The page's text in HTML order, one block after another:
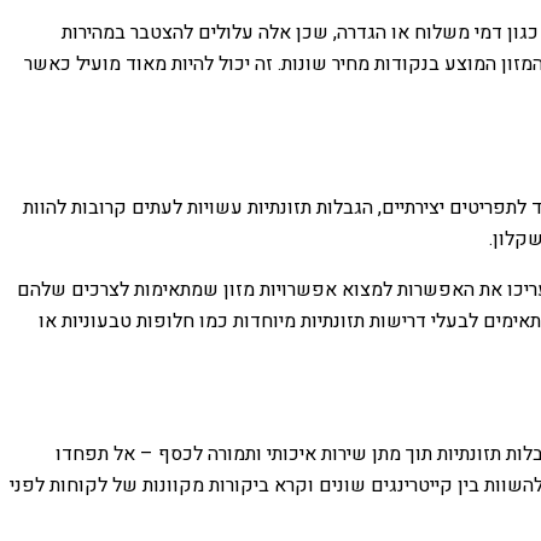
דמי משלוח או הגדרה, שכן אלה עלולים להצטבר במהירות
המוצע בנקודות מחיר שונות. זה יכול להיות מאוד מועיל כאשר
יצירתיים, הגבלות תזונתיות עשויות לעתים קרובות להוות
את האפשרות למצוא אפשרויות מזון שמתאימות לצרכים שלהם
לבעלי דרישות תזונתיות מיוחדות כמו חלופות טבעוניות או
תזונתיות תוך מתן שירות איכותי ותמורה לכסף – אל תפחדו
בין קייטרינגים שונים וקרא ביקורות מקוונות של לקוחות לפני